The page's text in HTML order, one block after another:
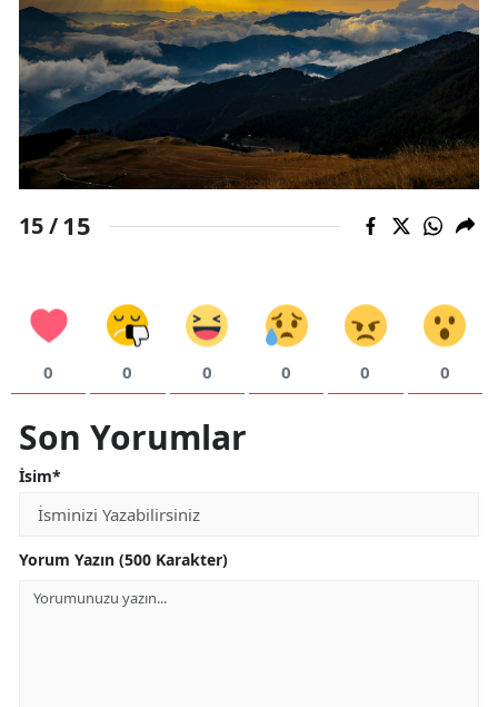
15 /15
0 0 0 0 0 0
Son Yorumlar
İsim*
Yorum Yazın (500 Karakter)